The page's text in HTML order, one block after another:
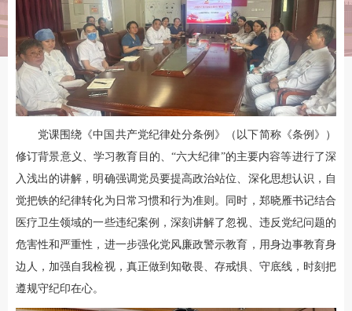
党课围绕《中国共产党纪律处分条例》（以下简称《条例》）
修订背景意义、学习教育目的、“六大纪律”的主要内容等进行了深
入浅出的讲解，明确强调党员要提高政治站位、深化思想认识，自
觉把铁的纪律转化为日常习惯和行为准则。同时，郑晓雁书记结合
医疗卫生领域的一些违纪案例，深刻讲解了忽视、违反党纪问题的
危害性和严重性，进一步强化党风廉政警示教育，用身边事教育身
边人，加强自我检视，真正做到知敬畏、存戒惧、守底线，时刻把
遵规守纪印在心。